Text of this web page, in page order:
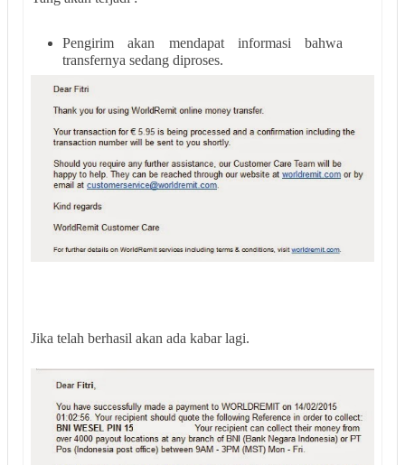
Pengirim akan mendapat informasi bahwa
transfernya sedang diproses.
Jika telah berhasil akan ada kabar lagi.